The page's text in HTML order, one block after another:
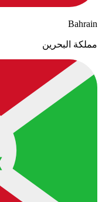
Bahrain
مملكة البحرين